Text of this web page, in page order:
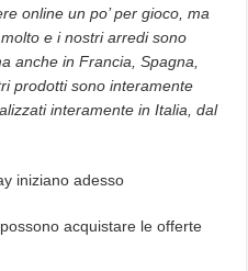
online un po’ per gioco, ma
e i nostri arredi sono
anche in Francia, Spagna,
prodotti sono interamente
interamente in Italia, dal
iniziano adesso
acquistare le offerte